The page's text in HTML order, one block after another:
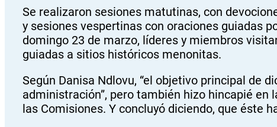
Se realizaron sesiones matutinas, con
y sesiones vespertinas con oraciones guiadas
domingo 23 de marzo, líderes y miembros
guiadas a sitios históricos menonitas.
Según Danisa Ndlovu, “el objetivo principal de
administración”, pero también hizo hincapié
las Comisiones. Y concluyó diciendo, que éste